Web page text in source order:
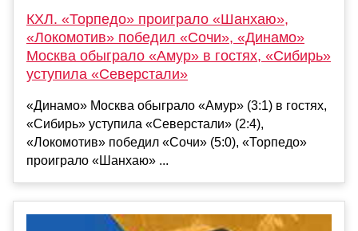
КХЛ. «Торпедо» проиграло «Шанхаю»,
«Локомотив» победил «Сочи», «Динамо»
Москва обыграло «Амур» в гостях, «Сибирь»
уступила «Северстали»
«Динамо» Москва обыграло «Амур» (3:1) в гостях,
«Сибирь» уступила «Северстали» (2:4),
«Локомотив» победил «Сочи» (5:0), «Торпедо»
проиграло «Шанхаю» ...